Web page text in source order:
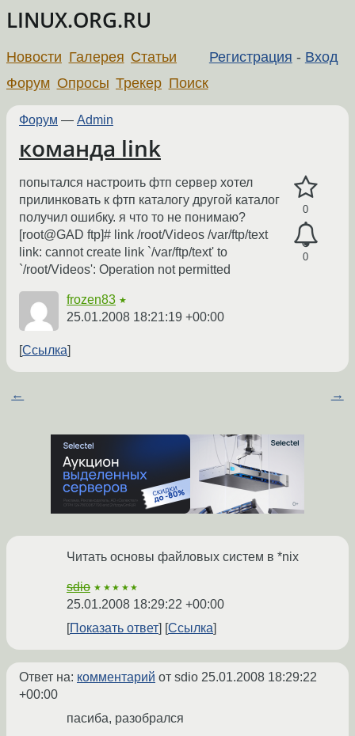
LINUX.ORG.RU
Регистрация - Вход
Новости Галерея Статьи
Форум Опросы Трекер Поиск
Форум — Admin
команда link
0
0
попытался настроить фтп сервер хотел
прилинковать к фтп каталогу другой каталог
получил ошибку. я что то не понимаю?
[root@GAD ftp]# link /root/Videos /var/ftp/text
link: cannot create link `/var/ftp/text' to
`/root/Videos': Operation not permitted
frozen83 ★
25.01.2008 18:21:19 +00:00
Ссылка
← →
Читать основы файловых систем в *nix
sdio ★★★★★
25.01.2008 18:29:22 +00:00
Показать ответ
Ссылка
Ответ на: комментарий от sdio 25.01.2008 18:29:22
+00:00
пасиба, разобрался